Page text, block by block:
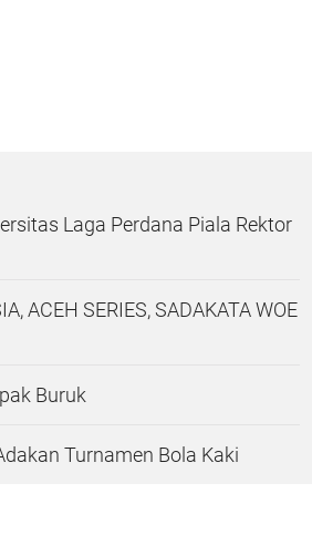
Laga Perdana Piala Rektor
ACEH SERIES, SADAKATA WOE
Buruk
Turnamen Bola Kaki